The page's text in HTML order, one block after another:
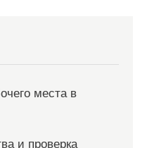
места в
и проверка